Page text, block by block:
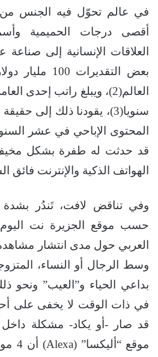
في عالم تحوّل فيه الجنس من
أقصى درجات الحميمية
العلاقات الإنسانية إلى
بعض
سنويا(3)، يقودنا ذلك إلى
المحتوى الإباحي في عشر
قد حدثت له طفرة بشكل
الهواتف الذكية والإنترنت فائق
وفي تناقض لافت، تَندُر بشدة
حسب موقع الجزيرة نت اليوم
العربي حول مدى انتشار مشاهدة
وسط الرجال أو النساء،
بداعي الحياء و”العيب” ونحو
في ذات الوقت لا يخفى على
قد صار -أو يكاد- مشكلة